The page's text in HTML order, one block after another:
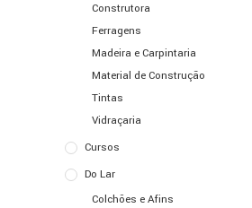
Construtora
Ferragens
Madeira e Carpintaria
Material de Construção
Tintas
Vidraçaria
Cursos
Do Lar
Colchões e Afins